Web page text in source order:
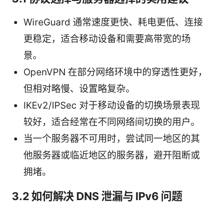
WireGuard 通常速度更快、耗电更低、连接
更稳定，适合移动设备和需要高带宽的场
景。
OpenVPN 在部分网络环境中的穿透性更好，
但相对略慢、设置略复杂。
IKEv2/IPSec 对于移动设备的切换场景表现
较好，适合经常在不同网络间切换的用户。
当一个服务器不可用时，尝试同一地区的其
他服务器或临近地区的服务器，避开阻断或
拥堵。
3.2 如何解决 DNS 泄漏与 IPv6 问题